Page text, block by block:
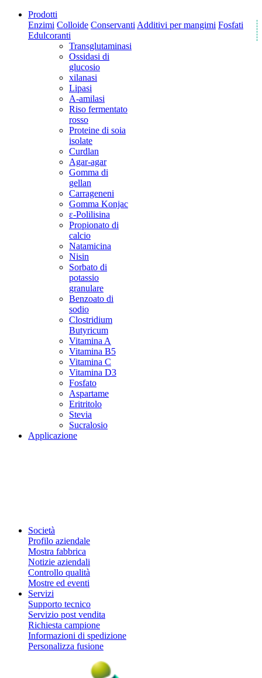
Prodotti
Enzimi Colloide Conservanti Additivi per mangimi Fosfati
Edulcoranti
Transglutaminasi
Ossidasi di
glucosio
xilanasi
Lipasi
A-amilasi
Riso fermentato
rosso
Proteine di soia
isolate
Curdlan
Agar-agar
Gomma di
gellan
Carrageneni
Gomma Konjac
ε-Polilisina
Propionato di
calcio
Natamicina
Nisin
Sorbato di
potassio
granulare
Benzoato di
sodio
Clostridium
Butyricum
Vitamina A
Vitamina B5
Vitamina C
Vitamina D3
Fosfato
Aspartame
Eritritolo
Stevia
Sucralosio
Applicazione
Società
Profilo aziendale
Mostra fabbrica
Notizie aziendali
Controllo qualità
Mostre ed eventi
Servizi
Supporto tecnico
Servizio post vendita
Richiesta campione
Informazioni di spedizione
Personalizza fusione